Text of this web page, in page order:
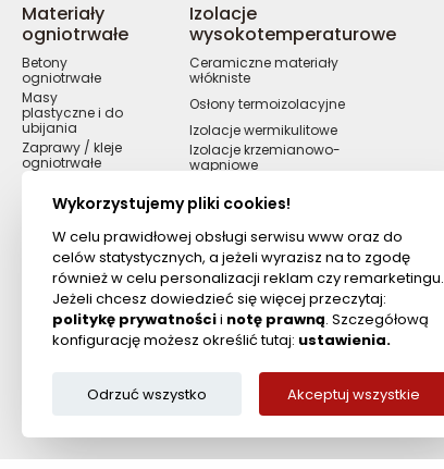
Materiały
ogniotrwałe
Betony
ogniotrwałe
Masy
plastyczne i do
ubijania
Zaprawy / kleje
ogniotrwałe
ogniotrwałe
Masy żaro i
kwasoodporne
Masy / kity
ogniotrwałe
Cyrkonowe
materiały
ogniotrwałe
Izolacje
wysokotemperaturowe
Ceramiczne materiały
włókniste
Osłony termoizolacyjne
Izolacje wermikulitowe
Izolacje krzemianowo-
wapniowe
Wykorzystujemy pliki cookies!
W celu prawidłowej obsługi serwisu www oraz do
celów statystycznych, a jeżeli wyrazisz na to zgodę
również w celu personalizacji reklam czy remarketingu.
Jeżeli chcesz dowiedzieć się więcej przeczytaj:
politykę prywatnościi notę prawną. Szczegółową
konfigurację możesz określić tutaj: ustawienia.
Odrzuć wszystko Akceptuj wszystkie